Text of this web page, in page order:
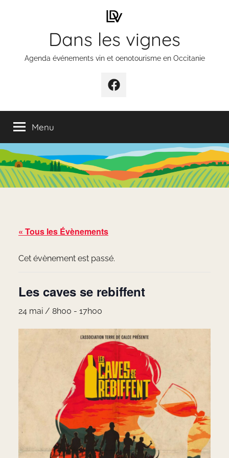
Dans les vignes
Agenda événements vin et oenotourisme en Occitanie
Élément
menu
Menu
« Tous les Évènements
Cet évènement est passé.
Les caves se rebiffent
24 mai / 8h00 - 17h00